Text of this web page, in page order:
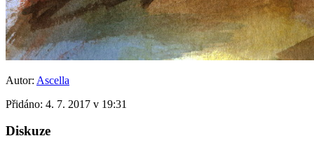
Autor: Ascella
Přidáno: 4. 7. 2017 v 19:31
Diskuze